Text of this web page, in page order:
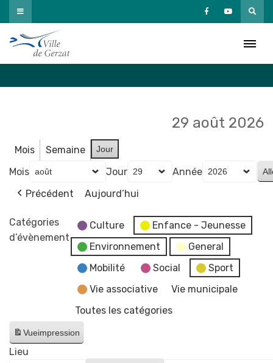
Passer
au
contenu
29 août 2026
Mois Semaine Jour
Mois Jour
Année
Précédent
Aujourd’hui
Catégories
d’évènement
Culture
Enfance - Jeunesse
Environnement
General
Mobilité
Social
Sport
Vie associative
Vie municipale
Toutes les catégories
Vueimpression
Lieu